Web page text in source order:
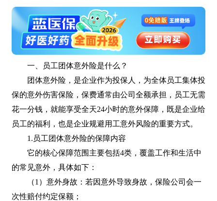
一、员工团体意外险是什么？
团体意外险，是企业作为投保人，为全体员工集体投
保的意外伤害保险，保费通常由公司全额承担，员工无需
花一分钱，就能享受全天24小时的意外保障，既是企业给
员工的福利，也是企业规避用工意外风险的重要方式。
1.员工团体意外险的保障内容
它的核心保障范围主要包括4类，覆盖工作和生活中
的常见意外，具体如下：
（1）意外身故：若因意外导致身故，保险公司会一
次性赔付约定保额；